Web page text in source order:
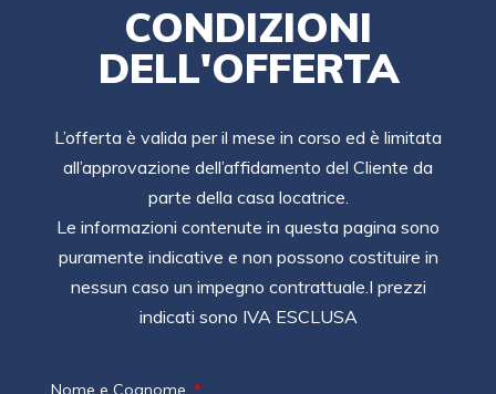
CONDIZIONI
DELL'OFFERTA
L’offerta è valida per il mese in corso ed è limitata
all’approvazione dell’affidamento del Cliente da
parte della casa locatrice.
Le informazioni contenute in questa pagina sono
puramente indicative e non possono costituire in
nessun caso un impegno contrattuale.I prezzi
indicati sono IVA ESCLUSA
Nome e Cognome